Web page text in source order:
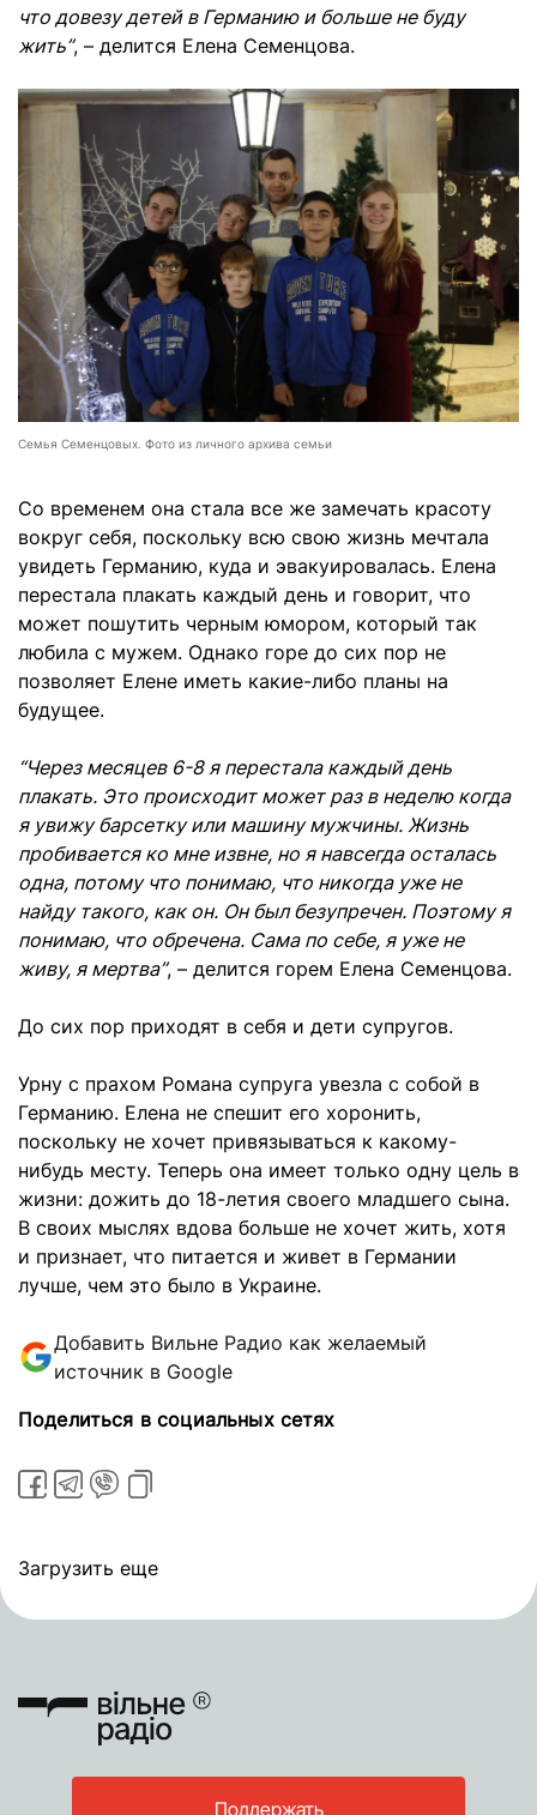
что довезу детей в Германию и больше не буду
жить”, – делится Елена Семенцова.
Семья Семенцовых. Фото из личного архива семьи
Со временем она стала все же замечать красоту
вокруг себя, поскольку всю свою жизнь мечтала
увидеть Германию, куда и эвакуировалась. Елена
перестала плакать каждый день и говорит, что
может пошутить черным юмором, который так
любила с мужем. Однако горе до сих пор не
позволяет Елене иметь какие-либо планы на
будущее.
“Через месяцев 6-8 я перестала каждый день
плакать. Это происходит может раз в неделю когда
я увижу барсетку или машину мужчины. Жизнь
пробивается ко мне извне, но я навсегда осталась
одна, потому что понимаю, что никогда уже не
найду такого, как он. Он был безупречен. Поэтому я
понимаю, что обречена. Сама по себе, я уже не
живу, я мертва”, – делится горем Елена Семенцова.
До сих пор приходят в себя и дети супругов.
Урну с прахом Романа супруга увезла с собой в
Германию. Елена не спешит его хоронить,
поскольку не хочет привязываться к какому-
нибудь месту. Теперь она имеет только одну цель в
жизни: дожить до 18-летия своего младшего сына.
В своих мыслях вдова больше не хочет жить, хотя
и признает, что питается и живет в Германии
лучше, чем это было в Украине.
Добавить Вильне Радио как желаемый
источник в Google
Поделиться в социальных сетях
Загрузить еще
Поддержать